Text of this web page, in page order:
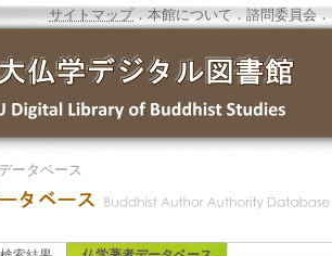
サイトマップ．本館について ．諮問委員会 ．
ータベース